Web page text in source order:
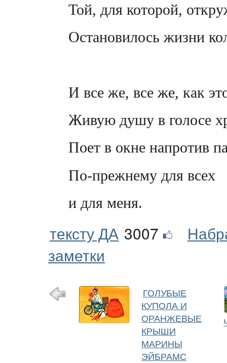
Той, для которой,
Остановилось жизни
И все же, все же, как
Живую душу в голосе
Поет в окне напротив
По-прежнему для всех
и для меня.
тексту ДА 3007
заметки
ГОЛУБЫЕ
КУПОЛА И
ОРАНЖЕВЫЕ
КРЫШИ
МАРИНЫ
ЭЙБРАМС